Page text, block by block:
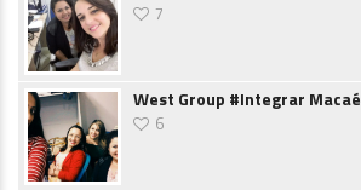
7
West Group #Integrar Macaé
6